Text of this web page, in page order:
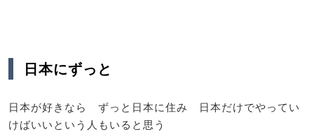
日本にずっと
日本が好きなら ずっと日本に住み 日本だけでやってい
けばいいという人もいると思う